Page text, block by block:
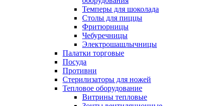
Темперы для шоколада
Столы для пиццы
Фритюрницы
Чебуречницы
Электрошашлычницы
Палатки торговые
Посуда
Противни
Стерилизаторы для ножей
Тепловое оборудование
Витрины тепловые